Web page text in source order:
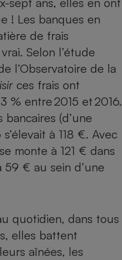
! Les banques en
de frais
Selon l’étude
l’Observatoire de la
ces frais ont
% entre 2015 et 2016.
(d’une
à 118 €. Avec
monte à 121 € dans
€ au sein d’une
quotidien, dans tous
elles battent
aînées, les
Complément
alimentaire
bouteille
Assurance emprunteur
Banque
Petit électroménager -
Lave-linge
Téléviseur
Matelas
Radiateur électrique
Mutuelle
Antimoustique